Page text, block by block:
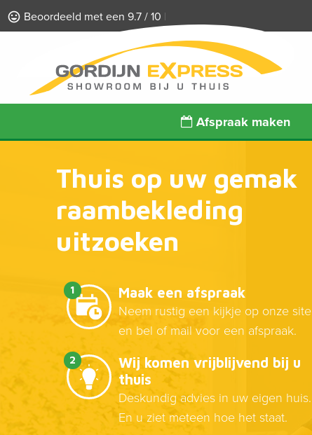
Beoordeeld met een 9.7 / 10
Afspraak maken
Thuis op uw gemak
raambekleding
uitzoeken
1 Maak een afspraak
Neem rustig een kijkje op onze site
en bel of mail voor een afspraak.
2
Wij komen vrijblijvend bij u
thuis
Deskundig advies in uw eigen huis.
En u ziet meteen hoe het staat.